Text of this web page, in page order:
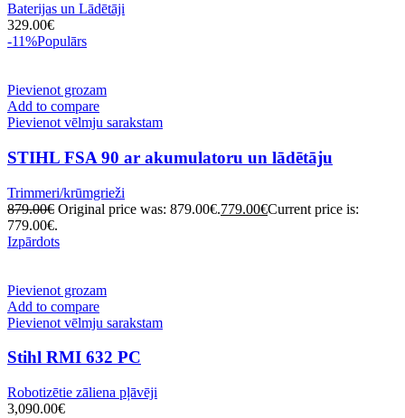
Baterijas un Lādētāji
329.00€
-11%Populārs
Pievienot grozam
Add to compare
Pievienot vēlmju sarakstam
STIHL FSA 90 ar akumulatoru un lādētāju
Trimmeri/krūmgrieži
879.00€ Original price was: 879.00€.779.00€Current price is:
779.00€.
Izpārdots
Pievienot grozam
Add to compare
Pievienot vēlmju sarakstam
Stihl RMI 632 PC
Robotizētie zāliena pļāvēji
3,090.00€